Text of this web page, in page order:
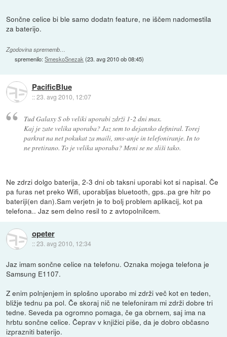
Sončne celice bi ble samo dodatn feature, ne iščem nadomestila
za baterijo.
Zgodovina sprememb…
spremenilo:SmeskoSnezak(23. avg 2010 ob 08:45)
PacificBlue
::23. avg 2010, 12:07
Tud Galaxy S ob veliki uporabi zdrži 1-2 dni max.
Kaj je zate velika uporaba? Jaz sem to dejansko definiral. Torej
parkrat na net pokukat za maili, sms-anje in telefoniranje. In to
ne pretirano. To je velika uporaba? Meni se ne sliši tako.
Ne zdrzi dolgo baterija, 2-3 dni ob taksni uporabi kot si napisal. Če
pa furas net preko Wifi, uporabljas bluetooth, gps..pa gre hitr po
bateriji(en dan).Sam verjetn je to bolj problem aplikacij, kot pa
telefona.. Jaz sem delno resil to z avtopolnilcem.
opeter
::23. avg 2010, 12:34
Jaz imam sončne celice na telefonu. Oznaka mojega telefona je
Samsung E1107.
Z enim polnjenjem in splošno uporabo mi zdrži več kot en teden,
bližje tednu pa pol. Če skoraj nič ne telefoniram mi zdrži dobre tri
tedne. Seveda pa ogromno pomaga, če ga obrnem, saj ima na
hrbtu sončne celice. Čeprav v knjižici piše, da je dobro občasno
izprazniti baterijo.